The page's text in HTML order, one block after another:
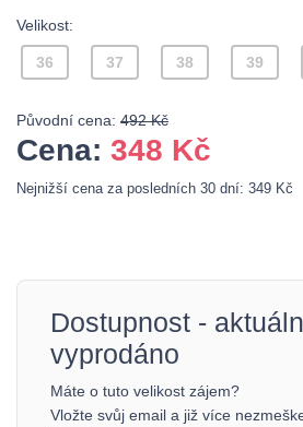
Velikost:
36 37 38 39
Původní cena: 492 Kč
Cena: 348 Kč
Nejnižší cena za posledních 30 dní: 349 Kč
Dostupnost -
vyprodáno
Máte o tuto velikost zájem?
Vložte svůj email a již více